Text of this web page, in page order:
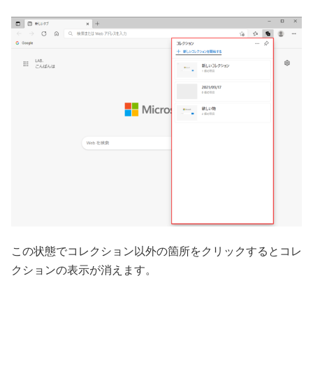
この状態でコレクション以外の箇所をクリックするとコレ
クションの表示が消えます。